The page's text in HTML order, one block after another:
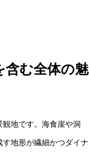
含む全体の魅
地です。海食崖や洞
地形が繊細かつダイナ